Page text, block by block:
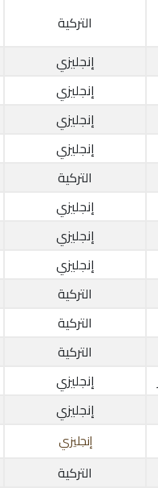
التركية
إنجليزي
إنجليزي
إنجليزي
إنجليزي
التركية
إنجليزي
إنجليزي
إنجليزي
التركية
التركية
التركية
إنجليزي
إنجليزي
إنجليزي
التركية